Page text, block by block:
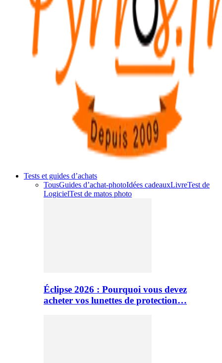
Tests et guides d’achats
TousGuides d’achat-photoIdées cadeauxLivreTest de
LogicielTest de matos photo
Éclipse 2026 : Pourquoi vous devez
acheter vos lunettes de protection…